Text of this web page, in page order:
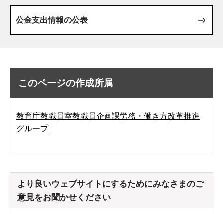
公金支出情報の公表
このページの作成所属
教育庁教職員室教職員企画課労務・働き方改革推進
グループ
より良いウェブサイトにするためにみなさまのご
意見をお聞かせください